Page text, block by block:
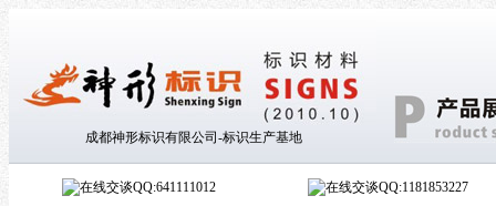
成都神形标识有限公司-标识生产基地
QQ:641111012 QQ:1181853227